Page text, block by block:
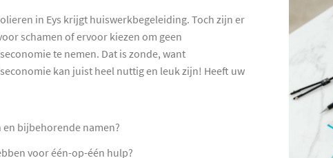
in Eys krijgt huiswerkbegeleiding. Toch zijn er
schamen of ervoor kiezen om geen
te nemen. Dat is zonde, want
kan juist heel nuttig en leuk zijn! Heeft uw
bijbehorende namen?
voor één-op-één hulp?